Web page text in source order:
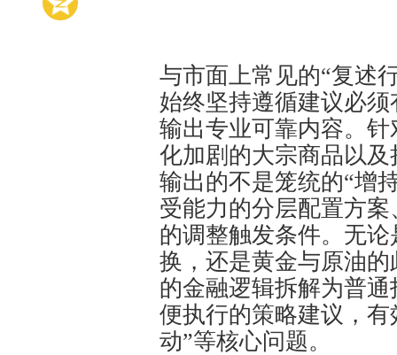
与市面上常见的“复述
始终坚持遵循建议必
输出专业可靠内容。
化加剧的大宗商品以
输出的不是笼统的“增
受能力的分层配置方
的调整触发条件。无
换，还是黄金与原油
的金融逻辑拆解为普
便执行的策略建议，
动”等核心问题。